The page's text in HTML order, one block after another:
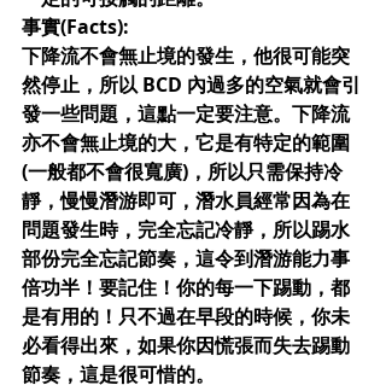
事實(Facts):
下降流不會無止境的發生，他很可能突
然停止，所以 BCD 內過多的空氣就會引
發一些問題，這點一定要注意。下降流
亦不會無止境的大，它是有特定的範圍
(一般都不會很寬廣)，所以只需保持冷
靜，慢慢潛游即可，潛水員經常因為在
問題發生時，完全忘記冷靜，所以踢水
部份完全忘記節奏，這令到潛游能力事
倍功半！要記住！你的每一下踢動，都
是有用的！只不過在早段的時候，你未
必看得出來，如果你因慌張而失去踢動
節奏，這是很可惜的。